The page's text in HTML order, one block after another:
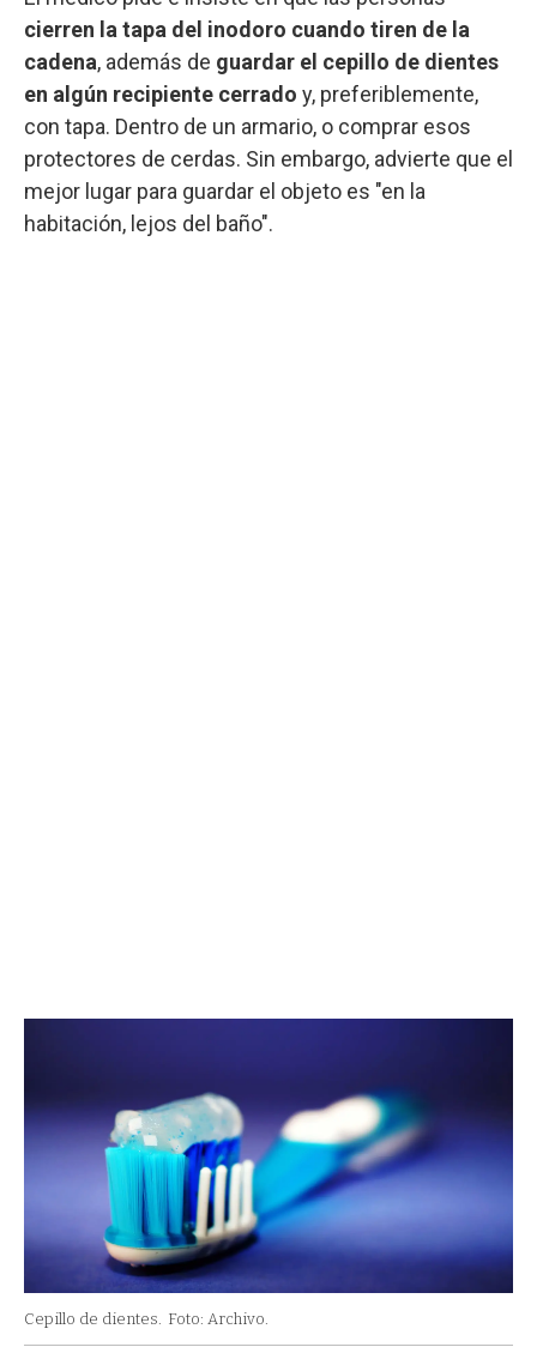
cierren la tapa del inodoro cuando tiren de la
cadena, además de guardar el cepillo de dientes
en algún recipiente cerrado y, preferiblemente,
con tapa. Dentro de un armario, o comprar esos
protectores de cerdas. Sin embargo, advierte que el
mejor lugar para guardar el objeto es "en la
habitación, lejos del baño".
Cepillo de dientes. Foto: Archivo.